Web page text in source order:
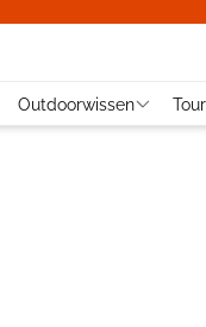
Outdoorwissen